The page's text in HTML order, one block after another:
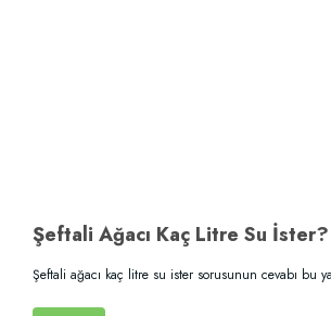
Şeftali Ağacı Kaç Litre Su İster?
Şeftali ağacı kaç litre su ister sorusunun cevabı bu